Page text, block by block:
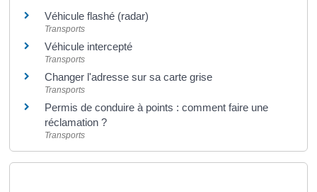
Véhicule flashé (radar)
Transports
Véhicule intercepté
Transports
Changer l'adresse sur sa carte grise
Transports
Permis de conduire à points : comment faire une
réclamation ?
Transports